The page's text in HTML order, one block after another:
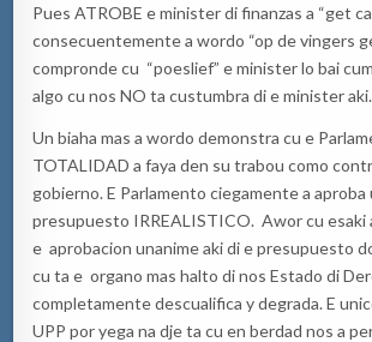
Pues ATROBE e minister di finanzas a “get
consecuentemente a wordo “op de vingers
compronde cu “poeslief” e minister lo bai
algo cu nos NO ta custumbra di e minister aki.
Un biaha mas a wordo demonstra cu e
TOTALIDAD a faya den su trabou como
gobierno. E Parlamento ciegamente a
presupuesto IRREALISTICO. Awor cu esaki
e aprobacion unanime aki di e presupuesto
cu ta e organo mas halto di nos Estado di
completamente descualifica y degrada. E
UPP por yega na dje ta cu en berdad nos a